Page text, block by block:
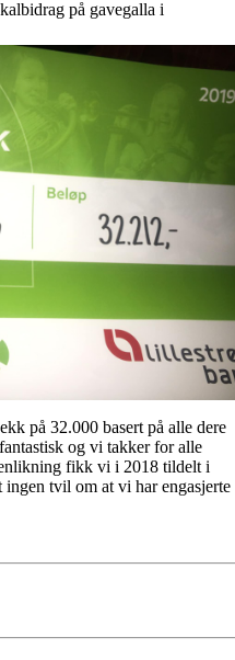
på gavegalla i
på 32.000 basert på alle dere
og vi takker for alle
fikk vi i 2018 tildelt i
tvil om at vi har engasjerte